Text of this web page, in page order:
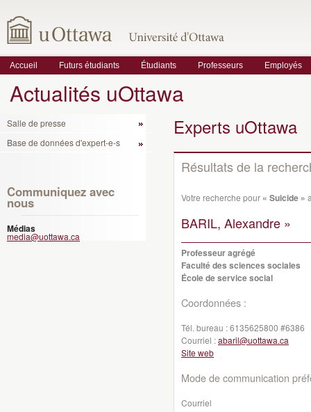
Accueil Futurs étudiants Étudiants Professeurs Employés
Actualités uOttawa
Salle de presse
Base de données d'expert-e-s
Communiquez avec
nous
Médias
media@uottawa.ca
Experts uOttawa
Résultats de la
Votre recherche pour « Suicide »
BARIL, Alexandre »
Professeur agrégé
Faculté des sciences sociales
École de service social
Coordonnées :
Tél. bureau :6135625800 #6386
Courriel :abaril@uottawa.ca
Site web
Mode de communication
Courriel